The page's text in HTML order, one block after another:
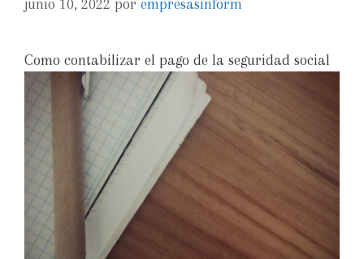
junio 10, 2022 por empresasinform
Como contabilizar el pago de la seguridad social